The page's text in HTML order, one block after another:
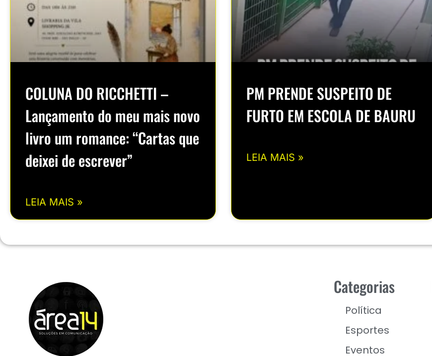
COLUNA DO RICCHETTI –
Lançamento do meu mais novo
livro um romance: “Cartas que
deixei de escrever”
LEIA MAIS »
PM PRENDE SUSPEITO DE
FURTO EM ESCOLA DE BAURU
LEIA MAIS »
Categorias
Política
Esportes
Eventos